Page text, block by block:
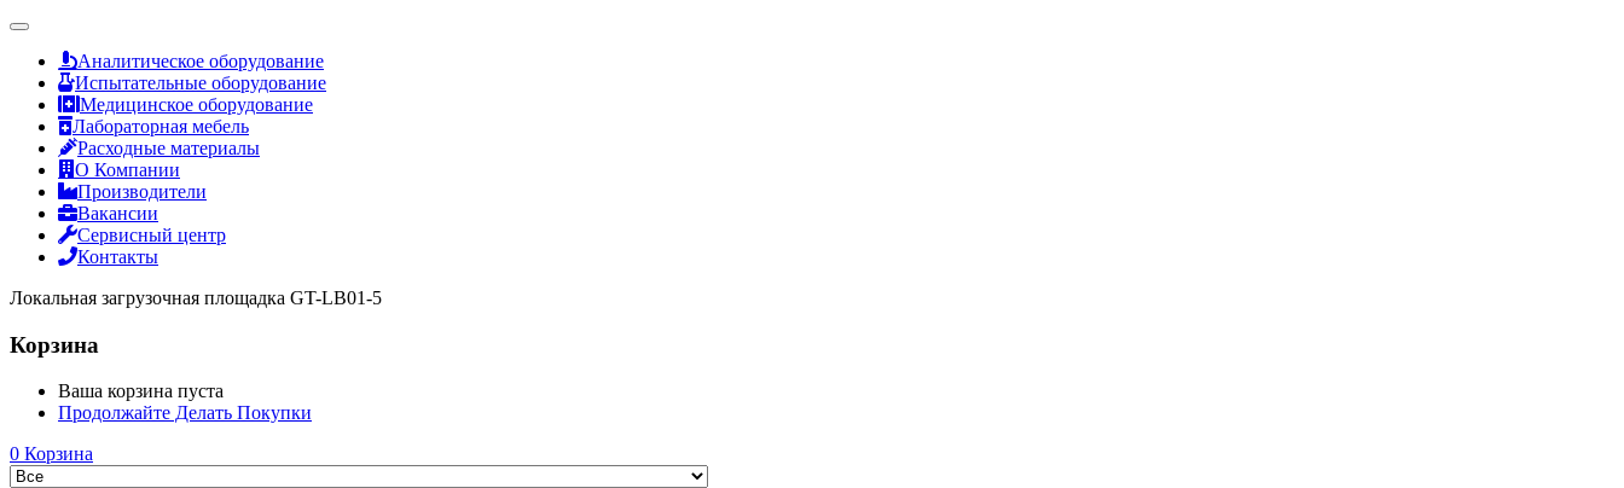
Аналитическое оборудование
Испытательные оборудование
Медицинское оборудование
Лабораторная мебель
Расходные материалы
О Компании
Производители
Вакансии
Сервисный центр
Контакты
Локальная загрузочная площадка GT-LB01-5
Корзина
Ваша корзина пуста
Продолжайте Делать Покупки
0 Корзина